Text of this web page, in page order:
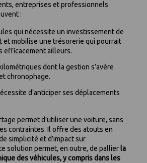
entreprises et professionnels
:
qui nécessite un investissement de
et mobilise une trésorerie qui pourrait
efficacement ailleurs.
dont la gestion s’avère
chronophage.
d’anticiper ses déplacements
permet d’utiliser une voiture, sans
contraintes. Il offre des atouts en
simplicité et d’impact sur
solution permet, en outre, de pallierla
des véhicules, y compris dans les